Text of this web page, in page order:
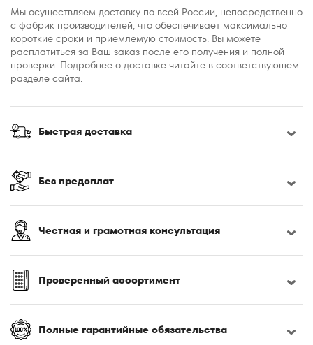
160x195
160x200
160x210
160x220
170x200
180x190
180x195
180x210
180x220
185x200
190x200
200x200
200x210
Мы осуществляем доставку по всей России, непосредственно
с фабрик производителей, что обеспечивает максимально
короткие сроки и приемлемую стоимость. Вы можете
расплатиться за Ваш заказ после его получения и полной
проверки. Подробнее о доставке читайте в соответствующем
разделе сайта.
Быстрая доставка
Без предоплат
Честная и грамотная консультация
Проверенный ассортимент
Полные гарантийные обязательства